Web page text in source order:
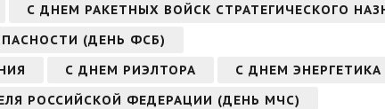
С ДНЕМ РАКЕТНЫХ ВОЙСК СТРАТЕГИЧЕСКОГО
(ДЕНЬ ФСБ)
С ДНЕМ РИЭЛТОРА
С ДНЕМ ЭНЕРГЕТИКА
РОССИЙСКОЙ ФЕДЕРАЦИИ (ДЕНЬ МЧС)